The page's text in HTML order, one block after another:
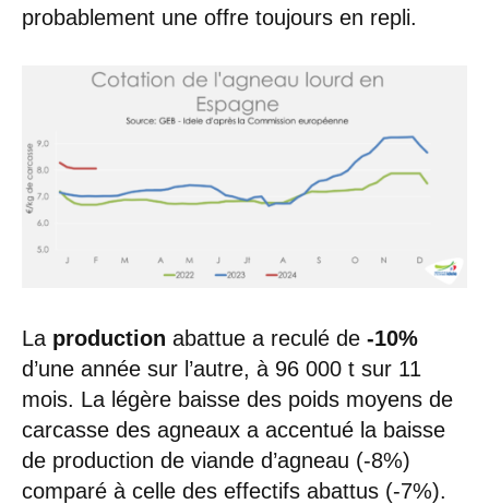
probablement une offre toujours en repli.
La production abattue a reculé de -10%
d’une année sur l’autre, à 96 000 t sur 11
mois. La légère baisse des poids moyens de
carcasse des agneaux a accentué la baisse
de production de viande d’agneau (-8%)
comparé à celle des effectifs abattus (-7%).